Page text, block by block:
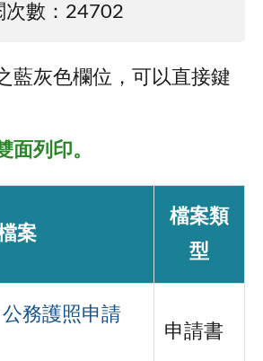
次數：24702
藍灰色欄位，可以直接鍵
面列印。
案
檔案類
型
務護照申請
申請書